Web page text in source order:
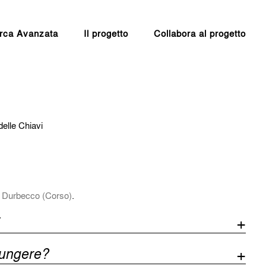
Avanzata Il progetto Collabora al progetto
Chiavi
(Corso).